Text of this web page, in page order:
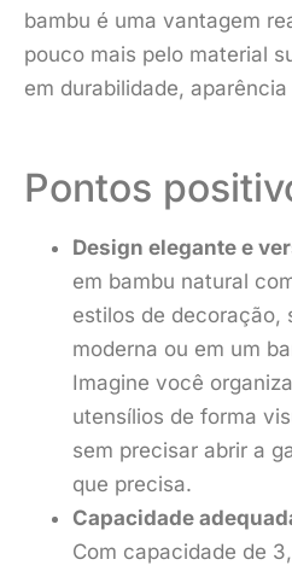
bambu é uma vantagem
pouco mais pelo material
em durabilidade,
Pontos
Design elegante e
em bambu natural
estilos de decoração,
moderna ou em um
Imagine você
utensílios de forma
sem precisar abrir a
que precisa.
Capacidade
Com capacidade de